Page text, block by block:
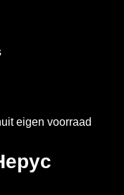
eigen voorraad